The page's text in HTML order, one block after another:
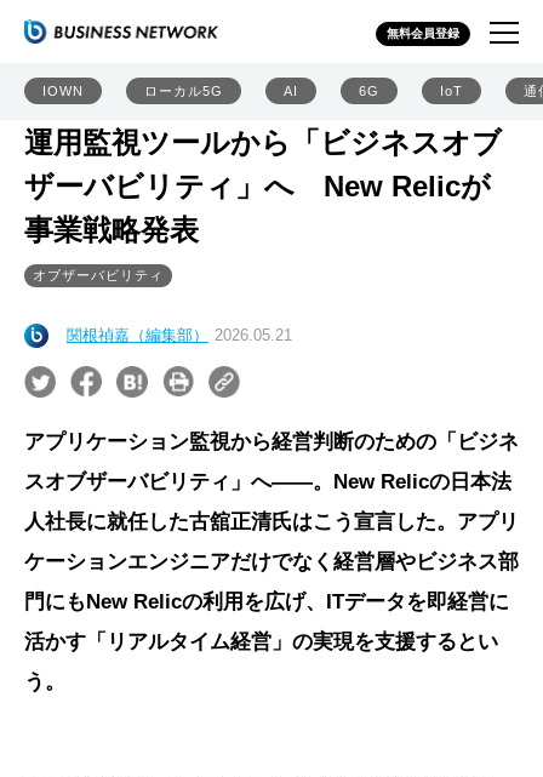
無料会員登録
IOWN ローカル5G AI 6G IoT 通
運用監視ツールから「ビジネスオブ
ザーバビリティ」へ New Relicが
事業戦略発表
オブザーバビリティ
関根禎嘉（編集部） 2026.05.21
アプリケーション監視から経営判断のための「ビジネ
スオブザーバビリティ」へ――。New Relicの日本法
人社長に就任した古舘正清氏はこう宣言した。アプリ
ケーションエンジニアだけでなく経営層やビジネス部
門にもNew Relicの利用を広げ、ITデータを即経営に
活かす「リアルタイム経営」の実現を支援するとい
う。